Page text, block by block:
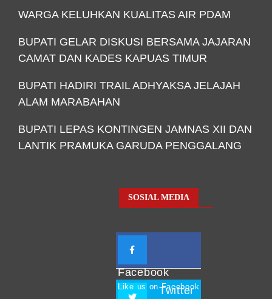
WARGA KELUHKAN KUALITAS AIR PDAM
BUPATI GELAR DISKUSI BERSAMA JAJARAN
CAMAT DAN KADES KAPUAS TIMUR
BUPATI HADIRI TRAIL ADHYAKSA JELAJAH
ALAM MARABAHAN
BUPATI LEPAS KONTINGEN JAMNAS XII DAN
LANTIK PRAMUKA GARUDA PENGGALANG
SOSIAL MEDIA
Facebook
Like us on Facebook
Twitter